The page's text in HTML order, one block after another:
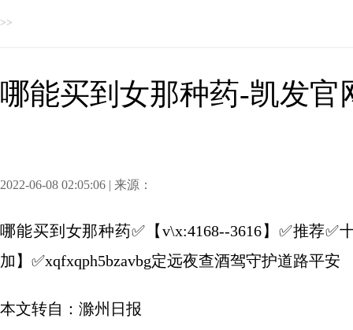
>>
哪能买到女那种药-凯发官
2022-06-08 02:05:06 | 来源：
哪能买到女那种药✅【v\x:4168--3616】✅推荐
加】✅xqfxqph5bzavbg定远夜查酒驾守护道路平安
本文转自：滁州日报